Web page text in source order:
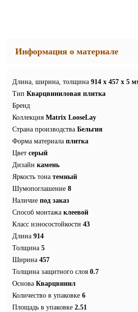
Информация о материале
Длина, ширина, толщина 914 x 457 x 5
Тип Кварцвиниловая плитка
Бренд
Коллекция Matrix LooseLay
Страна производства Бельгия
Форма материала плитка
Цвет серый
Дизайн камень
Яркость тона темный
Шумопоглашение 8
Наличие под заказ
Способ монтажа клеевой
Класс износостойкости 43
Длина 914
Толщина 5
Ширина 457
Толщина защитного слоя 0.7
Основа Кварцвинил
Количество в упаковке 6
Площадь в упаковке 2.51